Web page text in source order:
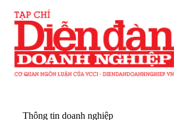
Thông tin doanh nghiệp